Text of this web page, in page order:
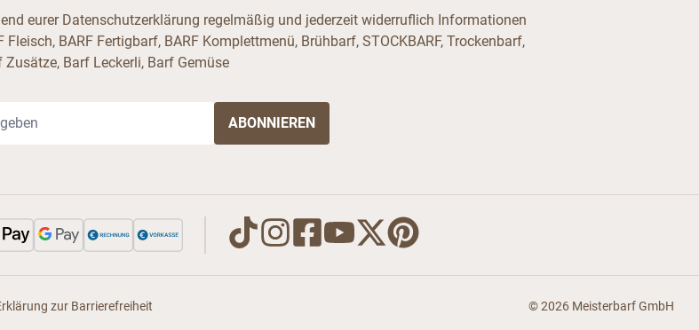
eurer Datenschutzerklärung regelmäßig und jederzeit widerruflich Informationen
BARF Fertigbarf, BARF Komplettmenü, Brühbarf, STOCKBARF, Trockenbarf,
Zusätze, Barf Leckerli, Barf Gemüse
zur Barrierefreiheit © 2026 Meisterbarf GmbH